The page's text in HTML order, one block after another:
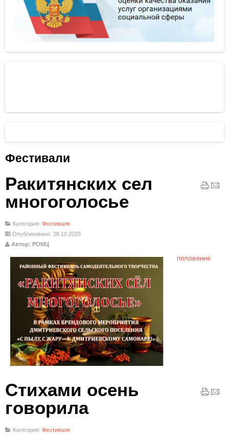
Фестивали
Ракитянских сел
многоголосье
Категория: Фестивали
Опубликовано: 28.10.2025
Автор: РОМЦ
положение
Стихами осень
говорила
Категория: Фестивали